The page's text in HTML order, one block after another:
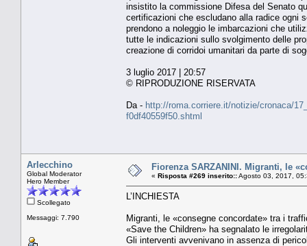
insistito la commissione Difesa del Senato
certificazioni che escludano alla radice ogni
prendono a noleggio le imbarcazioni che
tutte le indicazioni sullo svolgimento delle
creazione di corridoi umanitari da parte di
3 luglio 2017 | 20:57
© RIPRODUZIONE RISERVATA
Da - http://roma.corriere.it/notizie/cronaca/
f0df40559f50.shtml
Arlecchino
Global Moderator
Hero Member
Scollegato
Messaggi: 7.790
Fiorenza SARZANINI. Migranti, le
« Risposta #269 inserito::Agosto 03, 2017,
L’INCHIESTA
Migranti, le «consegne concordate» tra i
«Save the Children» ha segnalato le
Gli interventi avvenivano in assenza di